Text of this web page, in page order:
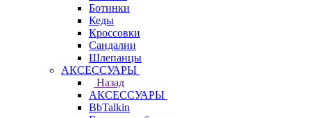
Ботинки
Кеды
Кроссовки
Сандалии
Шлепанцы
АКСЕССУАРЫ
Назад
АКСЕССУАРЫ
BbTalkin